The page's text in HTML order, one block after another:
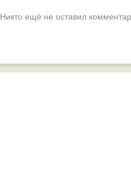
Никто ещё не оставил